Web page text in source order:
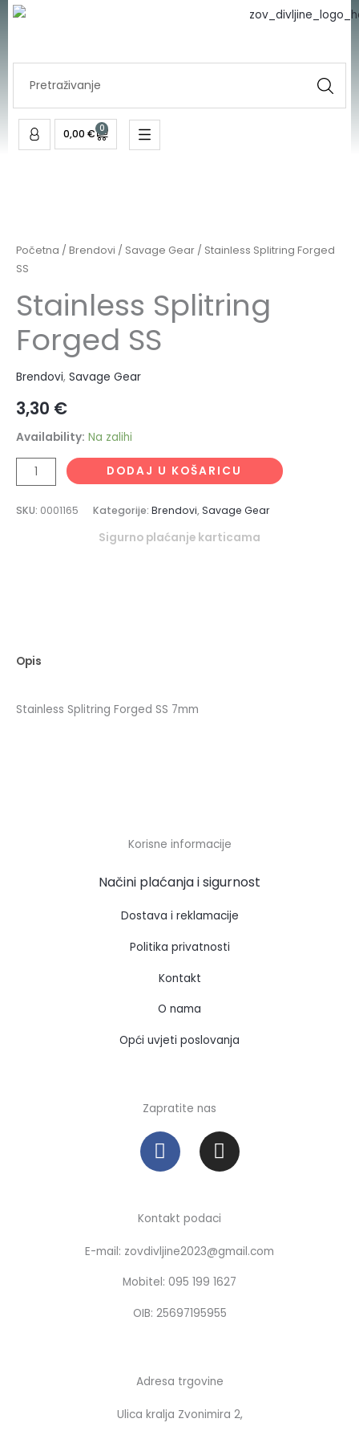
Skip
0,00 € 0
Cart
Početna / Brendovi / Savage Gear / Stainless Splitring Forged
SS
Stainless Splitring
Forged SS
Brendovi, Savage Gear
3,30 €
Availability: Na zalihi
Forged
SS
DODAJ U KOŠARICU
SKU: 0001165 Kategorije: Brendovi,Savage Gear
Sigurno plaćanje karticama
Opis
Stainless Splitring Forged SS 7mm
Korisne informacije
Načini plaćanja i sigurnost
Dostava i reklamacije
Politika privatnosti
Kontakt
O nama
Opći uvjeti poslovanja
Zapratite nas
F
a
c
b
o
o
k
I
n
s
a
r
a
m
Kontakt podaci
E-mail: zovdivljine2023@gmail.com
Mobitel: 095 199 1627
OIB: 25697195955
Adresa trgovine
Ulica kralja Zvonimira 2,
SS